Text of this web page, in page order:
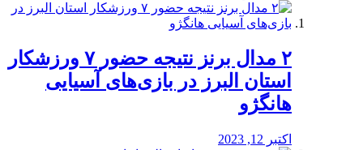
۲ مدال برنز نتیجه حضور ۷ ورزشکار
استان البرز در بازی‌های آسیایی
هانگژو
اکتبر 12, 2023